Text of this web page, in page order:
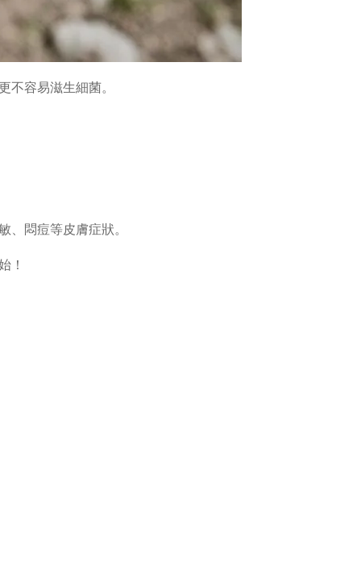
容易滋生細菌。
悶痘等皮膚症狀。
！